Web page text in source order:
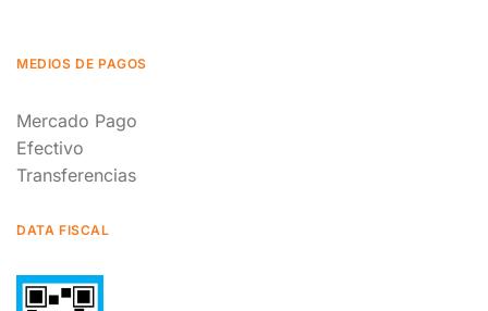
MEDIOS DE PAGOS
Mercado Pago
Efectivo
Transferencias
DATA FISCAL